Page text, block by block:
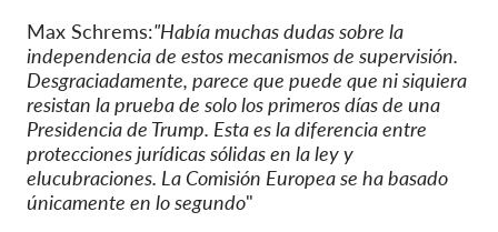
Max Schrems:"Había muchas dudas sobre la
independencia de estos mecanismos de supervisión.
Desgraciadamente, parece que puede que ni siquiera
resistan la prueba de solo los primeros días de una
Presidencia de Trump. Esta es la diferencia entre
protecciones jurídicas sólidas en la ley y
elucubraciones. La Comisión Europea se ha basado
únicamente en lo segundo"